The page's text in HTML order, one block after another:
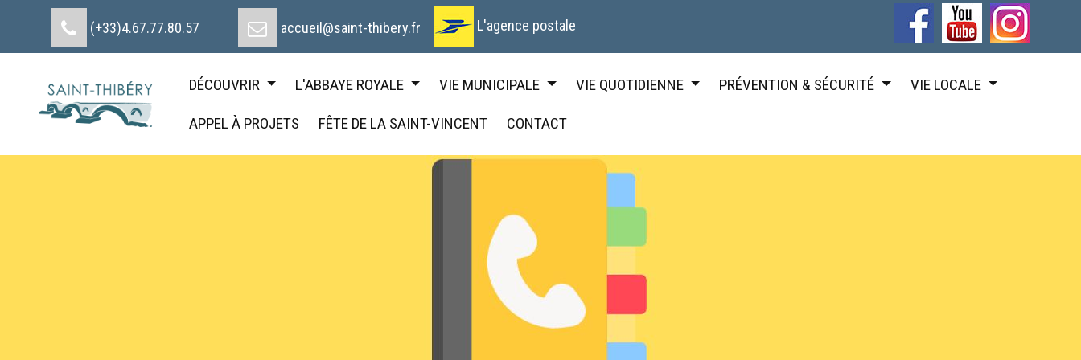
(+33)4.67.77.80.57 accueil@saint-thibery.fr L'agence postale
DÉCOUVRIR L'ABBAYE ROYALE VIE MUNICIPALE VIE QUOTIDIENNE PRÉVENTION & SÉCURITÉ VIE LOCALE
APPEL À PROJETS FÊTE DE LA SAINT-VINCENT CONTACT
Cookies management panel